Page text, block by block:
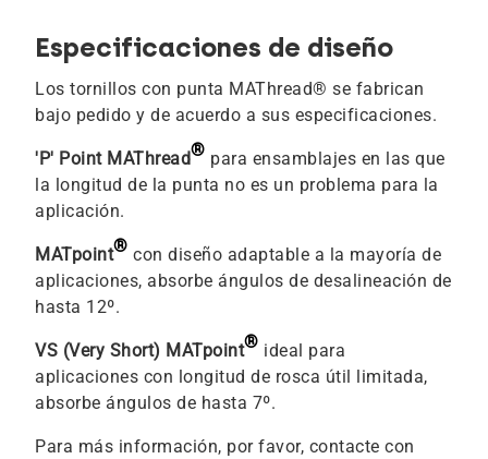
Especificaciones de diseño
Los tornillos con punta MAThread® se fabrican
bajo pedido y de acuerdo a sus especificaciones.
'P' Point MAThread® para ensamblajes en las que
la longitud de la punta no es un problema para la
aplicación.
MATpoint® con diseño adaptable a la mayoría de
aplicaciones, absorbe ángulos de desalineación de
hasta 12º.
VS (Very Short) MATpoint® ideal para
aplicaciones con longitud de rosca útil limitada,
absorbe ángulos de hasta 7º.
Para más información, por favor, contacte con